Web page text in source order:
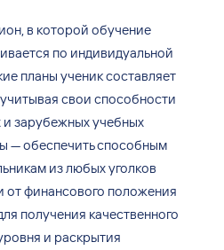
в которой обучение
по индивидуальной
планы ученик составляет
свои способности
и зарубежных учебных
— обеспечить способным
из любых уголков
отфинансового положения
получения качественного
и раскрытия